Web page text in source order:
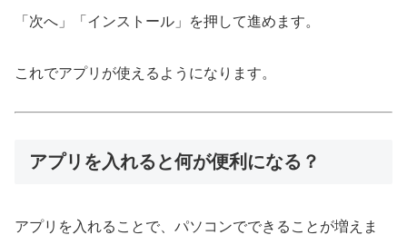
「次へ」「インストール」を押して進めます。
これでアプリが使えるようになります。
アプリを入れると何が便利になる？
アプリを入れることで、パソコンでできることが増えま